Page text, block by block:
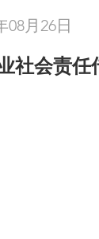
08月26日
社会责任